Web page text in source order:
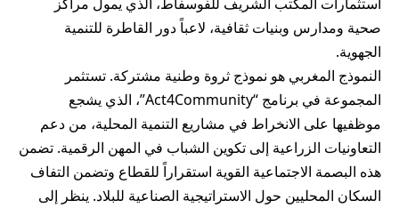
صحية ومدارس وبنيات ثقافية، لاعباً دور القاطرة للتنمية
الجهوية.
النموذج المغربي هو نموذج ثروة وطنية مشتركة. تستثمر
المجموعة في برنامج “Act4Community”، الذي يشجع
موظفيها على الانخراط في مشاريع التنمية المحلية، من دعم
التعاونيات الزراعية إلى تكوين الشباب في المهن الرقمية. تضمن
هذه البصمة الاجتماعية القوية استقراراً للقطاع وتضمن التفاف
السكان المحليين حول الاستراتيجية الصناعية للبلاد. ينظر إلى